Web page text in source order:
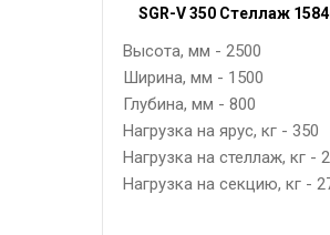
SGR-V 350 Стеллаж
Высота, мм - 2500
Ширина, мм - 1500
Глубина, мм - 800
Нагрузка на ярус, кг - 350
Нагрузка на стеллаж, кг -
Нагрузка на секцию, кг -